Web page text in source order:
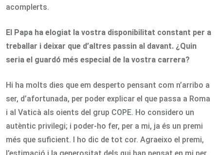
acomplerts.
El Papa ha elogiat la vostra disponibilitat constant per a
treballar i deixar que d’altres passin al davant. ¿Quin
seria el guardó més especial de la vostra carrera?
Hi ha molts dies que em desperto pensant com n’arribo a
ser, d’afortunada, per poder explicar el que passa a Roma
i al Vaticà als oients del grup COPE. Ho considero un
autèntic privilegi; i poder-ho fer, per a mi, ja és un premi
més que suficient. I ho dic de tot cor. Agraeixo el premi,